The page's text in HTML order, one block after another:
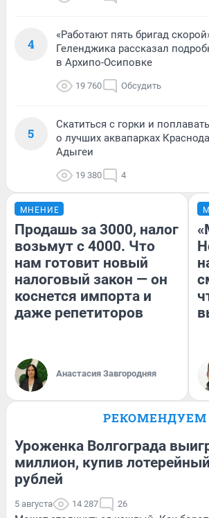
4
«Работают пять бригад
Геленджика рассказал
в Архипо-Осиповке
19 760 Обсудить
5
Скатиться с горки и
о лучших аквапарках
Адыгеи
19 380 4
МНЕНИЕ
Продашь за 3000, налог
возьмут с 4000. Что
нам готовит новый
налоговый закон — он
коснется импорта и
даже репетиторов
Анастасия Завгородняя
РЕКОМЕНДУЕМ
Уроженка Волгограда
миллион, купив
рублей
5 августа 14 287 26